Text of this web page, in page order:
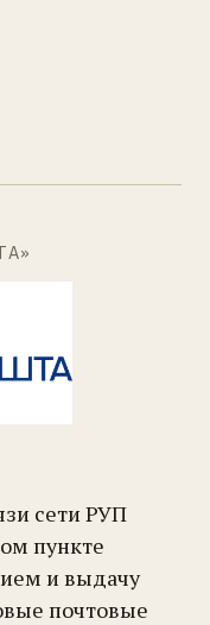
сети РУП
пункте
и выдачу
почтовые